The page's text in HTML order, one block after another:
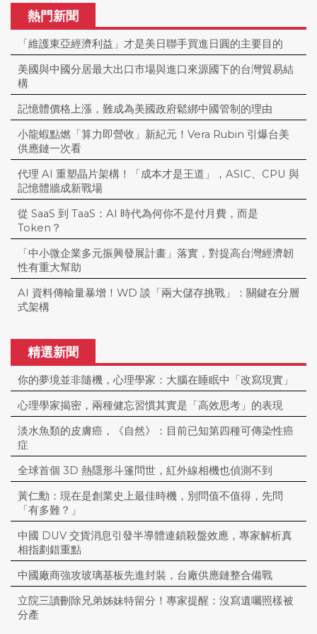
熱門新聞
「維護東亞經濟利益」才是美日聯手買進日圓的主要目的
美國與中國分居最大出口市場與進口來源國下的台灣貿易結
構
記憶體價格上漲，難成為美國政府鬆綁中國管制的理由
小龍蝦點燃「算力即營收」新紀元！Vera Rubin 引爆台美
供應鏈一次看
代理 AI 重塑晶片架構！「成本才是王道」，ASIC、CPU 與
記憶體牆成新戰場
從 SaaS 到 TaaS：AI 時代為何你不是付月費，而是
Token？
「中小微企業多元振興發展計畫」落實，對提高台灣經濟韌
性有重大幫助
AI 資料傳輸量暴增！WD 談「兩大儲存挑戰」：關鍵在分層
式架構
精選新聞
你的夢境並非隨機，心理學家：大腦在睡眠中「改寫現實」
心理學家揭密，兩種健忘習慣其實是「高效思考」的表現
淡水魚類的皮膚癌，《自然》：目前已知第四種可傳染性癌
症
全球首個 3D 熱隱形斗篷問世，紅外線相機也偵測不到
黃仁勳：現在是創業史上最佳時機，別問值不值得，先問
「有多難？」
中國 DUV 交貨消息引發半導體連鎖殺盤效應，專家解析真
相指劃錯重點
中國廠商強攻玻璃基板先進封裝，台廠供應鏈整合備戰
立院三讀刪除兄弟姊妹特留分！專家提醒：沒寫遺囑照樣被
分產